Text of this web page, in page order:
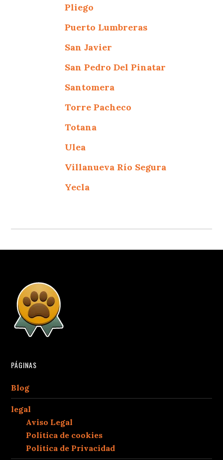
Pliego
Puerto Lumbreras
San Javier
San Pedro Del Pinatar
Santomera
Torre Pacheco
Totana
Ulea
Villanueva Río Segura
Yecla
PÁGINAS
Blog
legal
Aviso Legal
Política de cookies
Política de Privacidad